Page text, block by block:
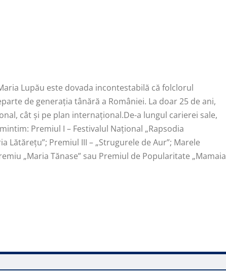
Lupău este dovada incontestabilă că folclorul
de generaţia tânără a României. La doar 25 de ani,
cât şi pe plan internaţional.De-a lungul carierei sale,
Premiul I – Festivalul Național „Rapsodia
Lătărețu”; Premiul III – „Strugurele de Aur”; Marele
„Maria Tănase” sau Premiul de Popularitate „Mamaia